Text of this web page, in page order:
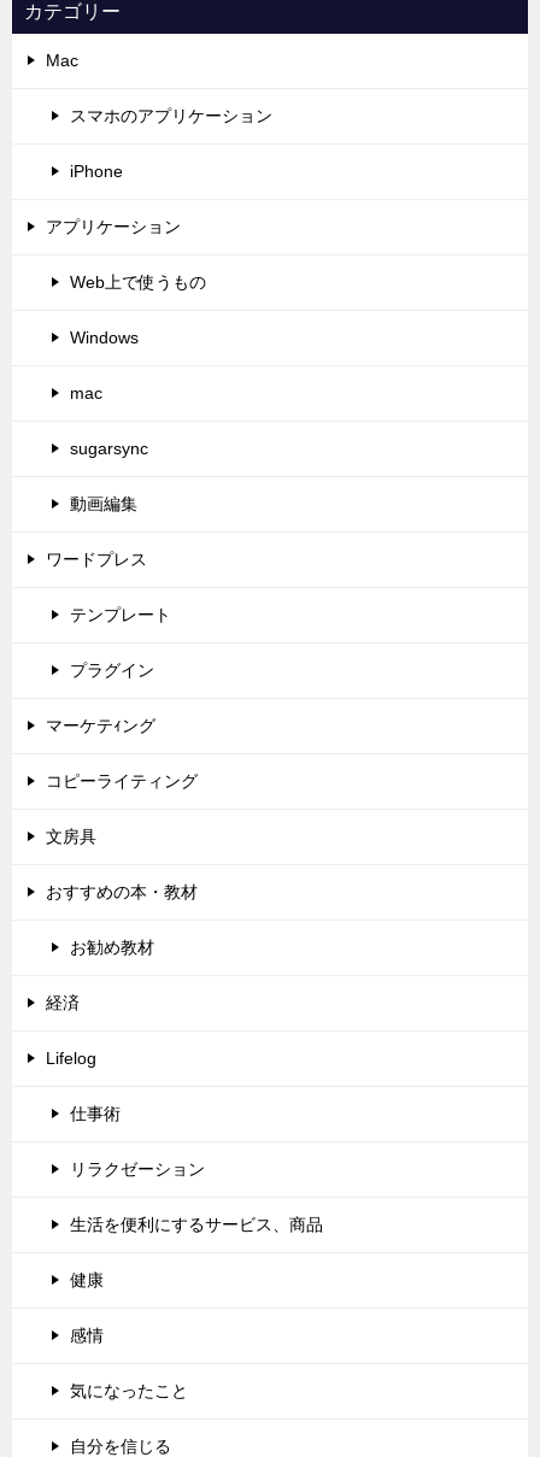
カテゴリー
Mac
スマホのアプリケーション
iPhone
アプリケーション
Web上で使うもの
Windows
mac
sugarsync
動画編集
ワードプレス
テンプレート
プラグイン
マーケテｨング
コピーライティング
文房具
おすすめの本・教材
お勧め教材
経済
Lifelog
仕事術
リラクゼーション
生活を便利にするサービス、商品
健康
感情
気になったこと
自分を信じる